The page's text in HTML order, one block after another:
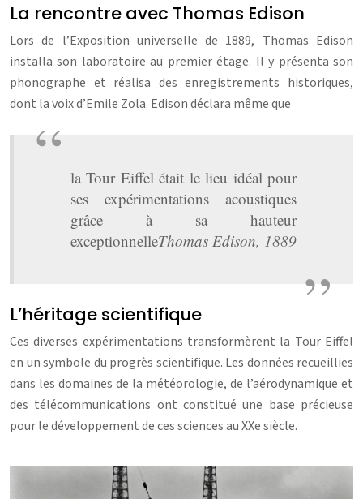
La rencontre avec Thomas Edison
Lors de l’Exposition universelle de 1889, Thomas Edison
installa son laboratoire au premier étage. Il y présenta son
phonographe et réalisa des enregistrements historiques,
dont la voix d’Emile Zola. Edison déclara même que
la Tour Eiffel était le lieu idéal pour
ses expérimentations acoustiques
grâce à sa hauteur
exceptionnelleThomas Edison, 1889
L’héritage scientifique
Ces diverses expérimentations transformèrent la Tour Eiffel
en un symbole du progrès scientifique. Les données recueillies
dans les domaines de la météorologie, de l’aérodynamique et
des télécommunications ont constitué une base précieuse
pour le développement de ces sciences au XXe siècle.